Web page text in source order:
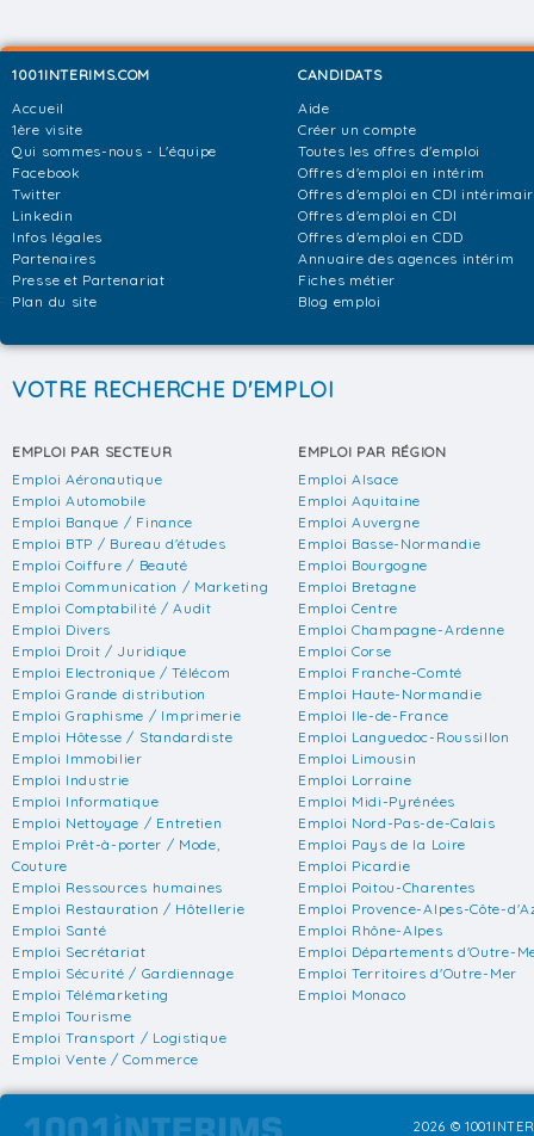
1001INTERIMS.COM
Accueil
1ère visite
Qui sommes-nous - L'équipe
Facebook
Twitter
Linkedin
Infos légales
Partenaires
Presse et Partenariat
Plan du site
CANDIDATS
Aide
Créer un compte
Toutes les offres d'emploi
Offres d'emploi en intérim
Offres d'emploi en CDI
Offres d'emploi en CDI
Offres d'emploi en CDD
Annuaire des agences intérim
Fiches métier
Blog emploi
VOTRE RECHERCHE D'EMPLOI
EMPLOI PAR SECTEUR
Emploi Aéronautique
Emploi Automobile
Emploi Banque / Finance
Emploi BTP / Bureau d'études
Emploi Coiffure / Beauté
Emploi Communication / Marketing
Emploi Comptabilité / Audit
Emploi Divers
Emploi Droit / Juridique
Emploi Electronique / Télécom
Emploi Grande distribution
Emploi Graphisme / Imprimerie
Emploi Hôtesse / Standardiste
Emploi Immobilier
Emploi Industrie
Emploi Informatique
Emploi Nettoyage / Entretien
Emploi Prêt-à-porter / Mode,
Couture
Emploi Ressources humaines
Emploi Restauration / Hôtellerie
Emploi Santé
Emploi Secrétariat
Emploi Sécurité / Gardiennage
Emploi Télémarketing
Emploi Tourisme
Emploi Transport / Logistique
Emploi Vente / Commerce
EMPLOI PAR RÉGION
Emploi Alsace
Emploi Aquitaine
Emploi Auvergne
Emploi Basse-Normandie
Emploi Bourgogne
Emploi Bretagne
Emploi Centre
Emploi Champagne-Ardenne
Emploi Corse
Emploi Franche-Comté
Emploi Haute-Normandie
Emploi Ile-de-France
Emploi Languedoc-Roussillon
Emploi Limousin
Emploi Lorraine
Emploi Midi-Pyrénées
Emploi Nord-Pas-de-Calais
Emploi Pays de la Loire
Emploi Picardie
Emploi Poitou-Charentes
Emploi Provence-Alpes-Côte-
Emploi Rhône-Alpes
Emploi Départements d'Outre-
Emploi Territoires d'Outre-Mer
Emploi Monaco
2026 ©